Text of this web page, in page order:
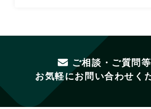
ご相談・ご質問等
お気軽にお問い合わせく